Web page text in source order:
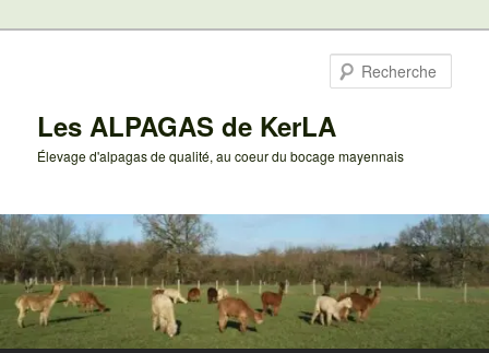
Les ALPAGAS de KerLA
Élevage d'alpagas de qualité, au coeur du bocage mayennais